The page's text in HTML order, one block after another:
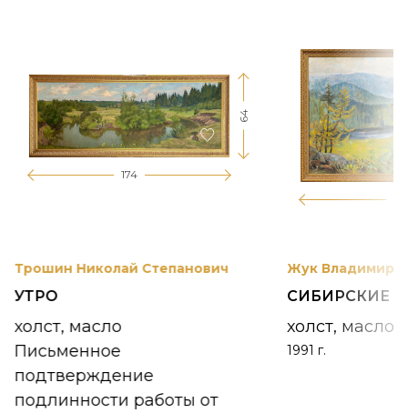
174
64
Трошин Николай Степанович
УТРО
холст, масло
Письменное
подтверждение
подлинности работы от
Жук Владимир
СИБИРСКИЕ
холст, масло
1991 г.